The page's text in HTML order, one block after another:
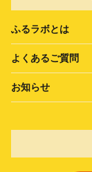
ふるラボとは
よくあるご質問
お知らせ